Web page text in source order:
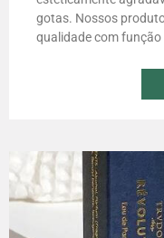
gotas. Nossos
qualidade com